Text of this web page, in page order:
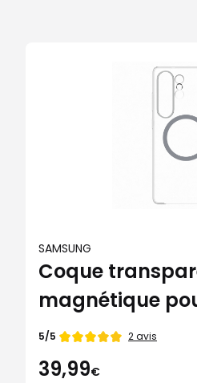
SAMSUNG
Coque
magnétique
Galaxy S25 Ultra
Note
5/5 2 avis
39,99€